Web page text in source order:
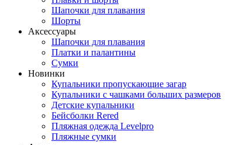
Шапочки для плавания
Шорты
Аксессуары
Шапочки для плавания
Платки и палантины
Сумки
Новинки
Купальники пропускающие загар
Купальники с чашками больших размеров
Детские купальники
Бейсболки Rered
Пляжная одежда Levelpro
Пляжные сумки